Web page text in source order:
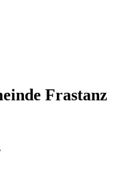
Frastanz